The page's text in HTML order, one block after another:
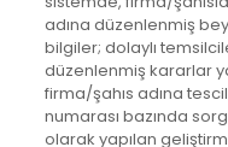
adına düzenlenmiş
bilgiler; dolaylı
düzenlenmiş kararlar
firma/şahıs adına
numarası bazında
olarak yapılan